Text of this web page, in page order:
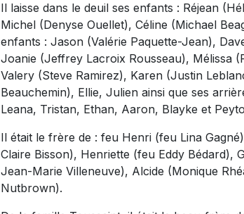
Il laisse dans le deuil ses enfants : Réjean
Michel (Denyse Ouellet), Céline (Michael
enfants : Jason (Valérie Paquette-Jean),
Joanie (Jeffrey Lacroix Rousseau), Mélissa
Valery (Steve Ramirez), Karen (Justin
Beauchemin), Ellie, Julien ainsi que ses
Leana, Tristan, Ethan, Aaron, Blayke et
Il était le frère de : feu Henri (feu Lina
Claire Bisson), Henriette (feu Eddy Bédard),
Jean-Marie Villeneuve), Alcide (Monique
Nutbrown).